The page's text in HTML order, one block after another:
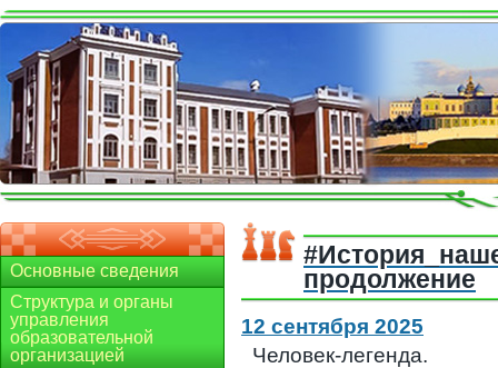
Основные сведения
Структура и органы
управления
образовательной
организацией
продолжение
12 сентября 2025
Человек-легенда.